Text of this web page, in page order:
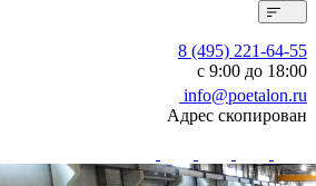
8 (495) 221-64-55
с 9:00 до 18:00
info@poetalon.ru
Адрес скопирован